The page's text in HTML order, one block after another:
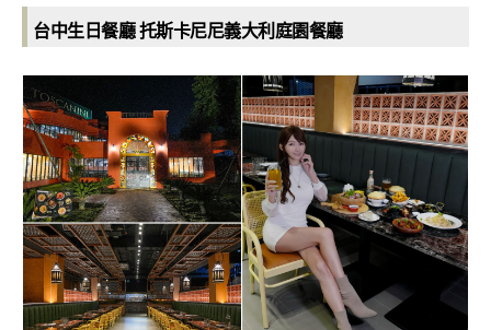
台中生日餐廳 托斯卡尼尼義大利庭園餐廳